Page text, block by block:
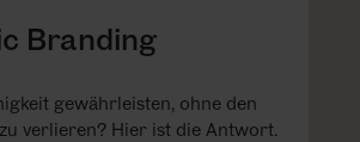
Branding
gewährleisten, ohne den
verlieren? Hier ist die Antwort.